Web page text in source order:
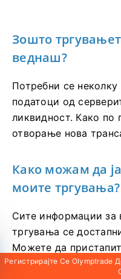
Зошто
веднаш?
Потребни се неколку
податоци од
ликвидност. Како по
отворање нова
Како можам да
моите тргувања?
Сите информации за
тргувања се
Можете да
ваши тргувања
Регистрирајте Се